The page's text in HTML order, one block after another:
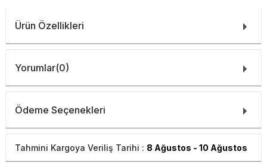
Ürün Özellikleri
Yorumlar(0)
Ödeme Seçenekleri
Tahmini Kargoya Veriliş Tarihi : 8 Ağustos - 10 Ağustos